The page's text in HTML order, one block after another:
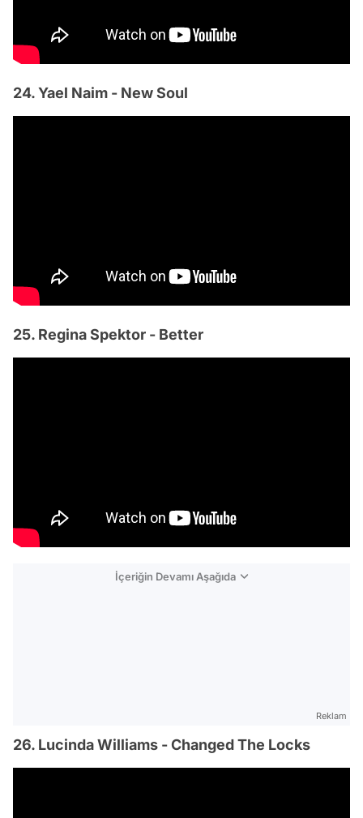
24. Yael Naim - New Soul
25. Regina Spektor - Better
İçeriğin Devamı Aşağıda
Reklam
26. Lucinda Williams - Changed The Locks